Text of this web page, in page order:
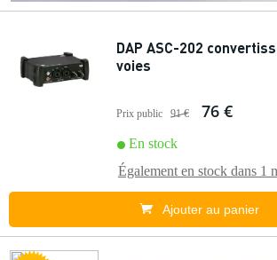
DAP ASC-202
voies
Prix public 91 € 76 €
En stock
Également en stock dans 1
Ajouter au panier